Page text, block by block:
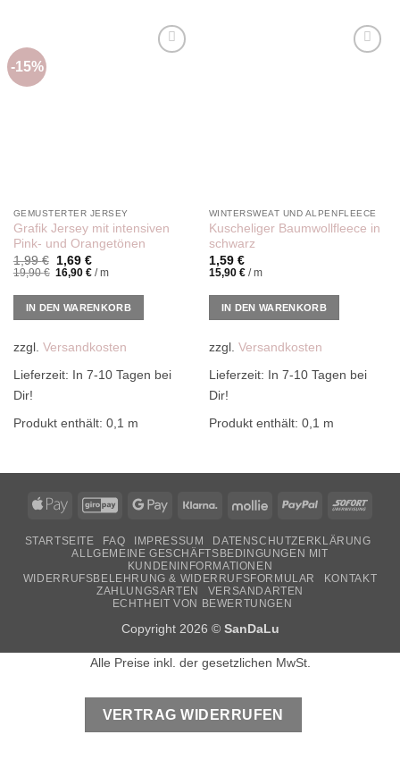
-15%
GEMUSTERTER JERSEY
Grafik Jersey mit intensiven
Pink- und Orangetönen
1,99€
Ursprünglicher
Preis
war:
1,99 €
1,69 €Aktueller
Preis
1,69 €.
19,90€ 16,90€ /m
IN DEN WARENKORB
zzgl. Versandkosten
Lieferzeit: In 7-10 Tagen bei
Dir!
Produkt enthält: 0,1 m
WINTERSWEAT UND ALPENFLEECE
Kuscheliger Baumwollfleece in
schwarz
1,59 €
15,90 €/m
IN DEN WARENKORB
zzgl. Versandkosten
Lieferzeit: In 7-10 Tagen bei
Dir!
Produkt enthält: 0,1 m
Apple
GiroPay Google
Klarna Mollie PayPal Sofort
STARTSEITE FAQ IMPRESSUM
DATENSCHUTZERKLÄRUNG
ALLGEMEINE GESCHÄFTSBEDINGUNGEN MIT
KUNDENINFORMATIONEN
WIDERRUFSBELEHRUNG & WIDERRUFSFORMULAR
KONTAKT
ZAHLUNGSARTEN
VERSANDARTEN
ECHTHEIT VON BEWERTUNGEN
Copyright 2026 © SanDaLu
Alle Preise inkl. der gesetzlichen MwSt.
VERTRAG WIDERRUFEN